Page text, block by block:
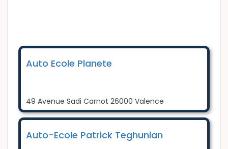
Auto Ecole Planete
49 Avenue Sadi Carnot 26000 Valence
Auto-Ecole Patrick Teghunian